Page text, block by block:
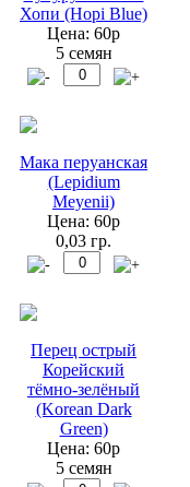
Хопи (Hopi Blue)
Цена: 60р
5 семян
Мака перуанская
(Lepidium
Meyenii)
Цена: 60р
0,03 гр.
Перец острый
Корейский
тёмно-зелёный
(Korean Dark
Green)
Цена: 60р
5 семян